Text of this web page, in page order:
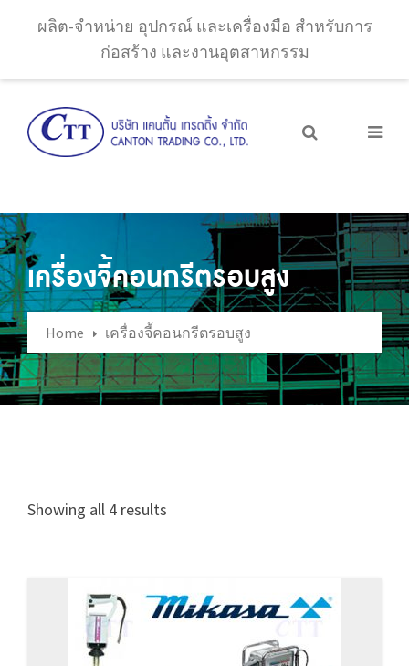
ผลิต-จำหน่าย อุปกรณ์ และเครื่องมือ สำหรับการ
ก่อสร้าง และงานอุตสาหกรรม
เครื่องจี้คอนกรีตรอบสูง
Home เครื่องจี้คอนกรีตรอบสูง
Showing all 4 results